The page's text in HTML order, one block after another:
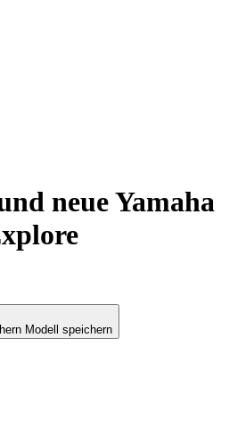
neue Yamaha
Modell speichern